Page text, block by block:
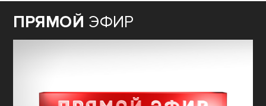
ПРЯМОЙ ЭФИР